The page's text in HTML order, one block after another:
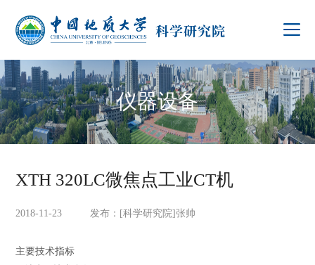
仪器设备
XTH 320LC微焦点工业CT机
2018-11-23 发布：[科学研究院]张帅
主要技术指标